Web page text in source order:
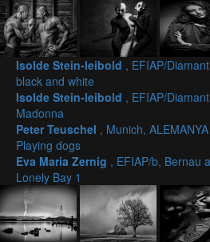
Isolde Stein-leibold , EFIAP/
black and white
Isolde Stein-leibold , EFIAP/
Madonna
Peter Teuschel , Munich, ALEMANYA
Playing dogs
Eva Maria Zernig , EFIAP/b, Bernau
Lonely Bay 1